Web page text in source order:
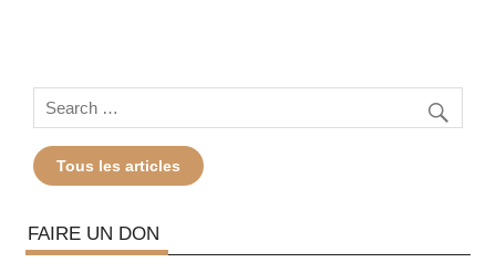
Tous les articles
FAIRE UN DON